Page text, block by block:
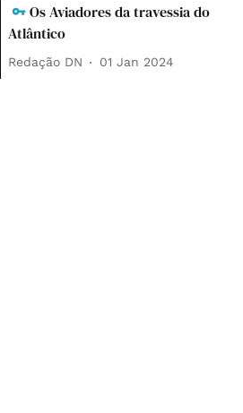
Os Aviadores da travessia do
Atlântico
Redação DN 01 Jan 2024